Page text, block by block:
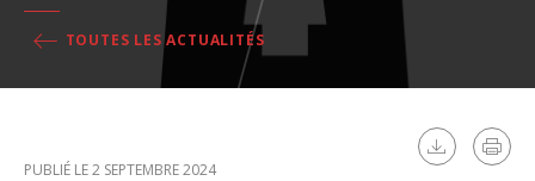
TOUTES LES ACTUALITÉS
PUBLIÉ LE 2 SEPTEMBRE 2024